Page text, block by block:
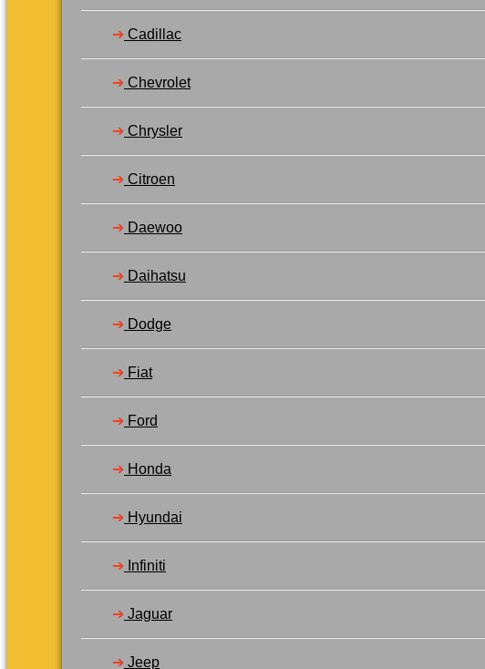
Inga produkter i varukorgen.
Gå tillbaka till butiken
➔ Cadillac
➔ Chevrolet
➔ Chrysler
➔ Citroen
➔ Daewoo
➔ Daihatsu
➔ Dodge
➔ Fiat
➔ Ford
➔ Honda
➔ Hyundai
➔ Infiniti
➔ Jaguar
➔ Jeep